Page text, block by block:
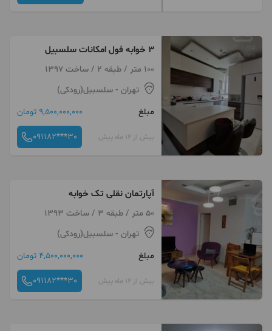
۳ خوابه فول امکانات سلسبیل
100 متر / طبقه 2 / ساخت 1397
تهران - سلسبیل(رودکی)
مبلغ
9,500,000,000 تومان
بیش از 12 ماه پیش 091182***30
آپارتمان نقلی تک خوابه
50 متر / طبقه 3 / ساخت 1393
تهران - سلسبیل(رودکی)
مبلغ
4,500,000,000 تومان
بیش از 12 ماه پیش 091182***30